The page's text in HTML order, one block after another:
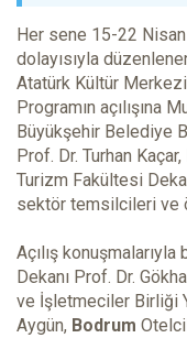
Her sene 15-22
dolayısıyla
Atatürk Kültür
Programın açılışına
Büyükşehir Belediye
Prof. Dr. Turhan
Turizm Fakültesi
sektör temsilcileri ve
Açılış
Dekanı Prof. Dr.
ve İşletmeciler Birliği
Aygün, Bodrum